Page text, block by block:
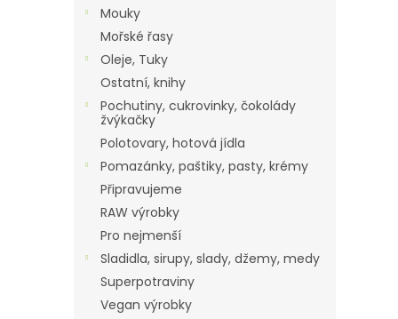
Mouky
Mořské řasy
Oleje, Tuky
Ostatní, knihy
Pochutiny, cukrovinky, čokolády
žvýkačky
Polotovary, hotová jídla
Pomazánky, paštiky, pasty, krémy
Připravujeme
RAW výrobky
Pro nejmenší
Sladidla, sirupy, slady, džemy, medy
Superpotraviny
Vegan výrobky